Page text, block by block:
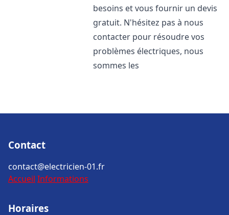
besoins et vous fournir un devis
gratuit. N'hésitez pas à nous
contacter pour résoudre vos
problèmes électriques, nous
sommes les
Contact
contact@electricien-01.fr
Accueil Informations
Horaires